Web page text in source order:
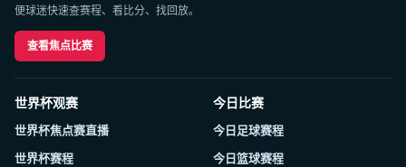
便球迷快速查赛程、看比分、找回放。
查看焦点比赛
世界杯观赛
世界杯焦点赛直播
世界杯赛程
今日比赛
今日足球赛程
今日篮球赛程